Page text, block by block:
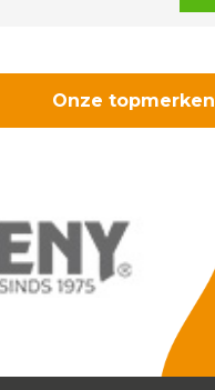
Onze topmerken